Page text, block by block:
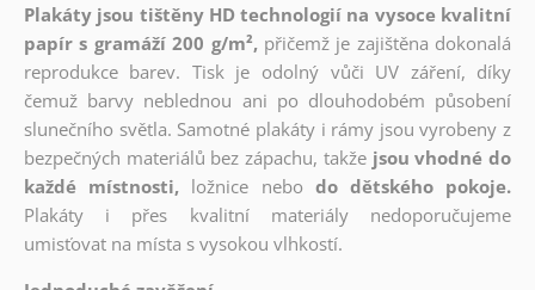
Plakáty jsou tištěny HD technologií na vysoce kvalitní
papír s gramáží 200 g/m², přičemž je zajištěna dokonalá
reprodukce barev. Tisk je odolný vůči UV záření, díky
čemuž barvy neblednou ani po dlouhodobém působení
slunečního světla. Samotné plakáty i rámy jsou vyrobeny z
bezpečných materiálů bez zápachu, takže jsou vhodné do
každé místnosti, ložnice nebo do dětského pokoje.
Plakáty i přes kvalitní materiály nedoporučujeme
umisťovat na místa s vysokou vlhkostí.